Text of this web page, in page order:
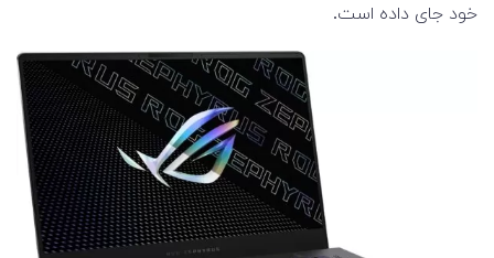
خود جای داده است.